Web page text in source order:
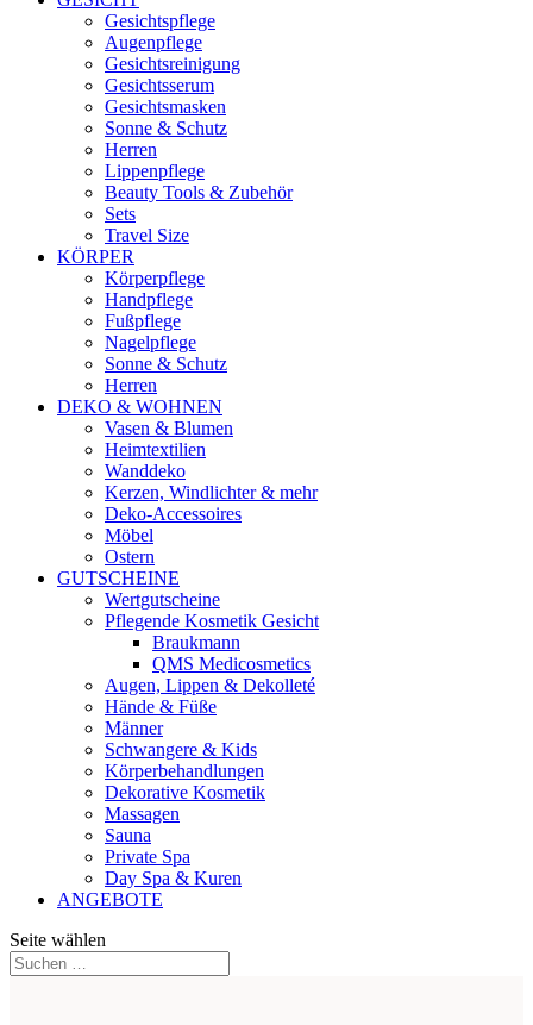
Gesichtspflege
Augenpflege
Gesichtsreinigung
Gesichtsserum
Gesichtsmasken
Sonne & Schutz
Herren
Lippenpflege
Beauty Tools & Zubehör
Sets
Travel Size
KÖRPER
Körperpflege
Handpflege
Fußpflege
Nagelpflege
Sonne & Schutz
Herren
DEKO & WOHNEN
Vasen & Blumen
Heimtextilien
Wanddeko
Kerzen, Windlichter & mehr
Deko-Accessoires
Möbel
Ostern
GUTSCHEINE
Wertgutscheine
Pflegende Kosmetik Gesicht
Braukmann
QMS Medicosmetics
Augen, Lippen & Dekolleté
Hände & Füße
Männer
Schwangere & Kids
Körperbehandlungen
Dekorative Kosmetik
Massagen
Sauna
Private Spa
Day Spa & Kuren
ANGEBOTE
Seite wählen